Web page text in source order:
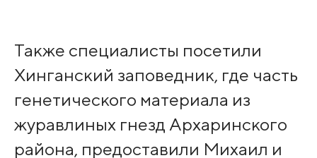
Также специалисты посетили
Хинганский заповедник, где часть
генетического материала из
журавлиных гнезд Архаринского
района, предоставили Михаил и